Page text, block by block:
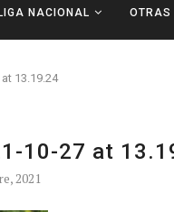
LIGA NACIONAL OTRAS
13.19.24
10-27 at
2021